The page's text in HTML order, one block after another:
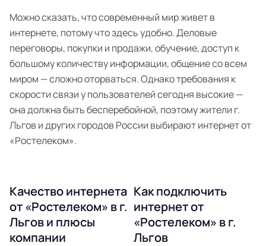
Можно сказать, что современный мир живет в
интернете, потому что здесь удобно. Деловые
переговоры, покупки и продажи, обучение, доступ к
большому количеству информации, общение со всем
миром — сложно оторваться. Однако требования к
скорости связи у пользователей сегодня высокие —
она должна быть бесперебойной, поэтому жители г.
Льгов и других городов России выбирают интернет от
«Ростелеком».
Качество интернета
от «Ростелеком» в г.
Льгов и плюсы
компании
Как подключить
интернет от
«Ростелеком» в г.
Льгов